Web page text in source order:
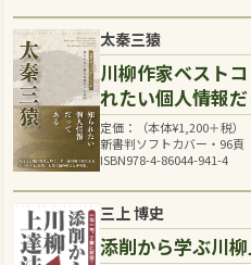
太秦三猿
川柳作家ベスト
れたい個人情報
定価：（本体¥1,200＋税）
新書判ソフトカバー・96頁
ISBN978-4-86044-941-4
三上 博史
添削から学ぶ川